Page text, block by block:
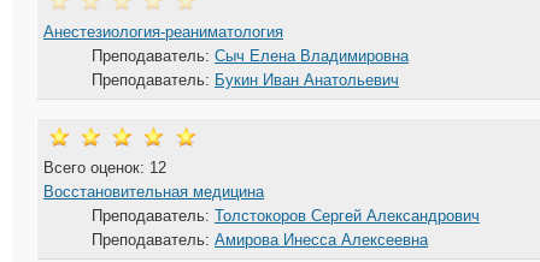
Анестезиология-реаниматология
Преподаватель: Сыч Елена Владимировна
Преподаватель: Букин Иван Анатольевич
Всего оценок: 12
Восстановительная медицина
Преподаватель:
Толстокоров Сергей Александрович
Преподаватель:
Амирова Инесса Алексеевна